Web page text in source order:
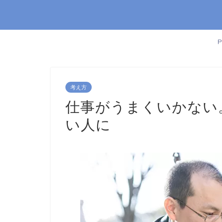
考え方
仕事がうまくいかな
い人に